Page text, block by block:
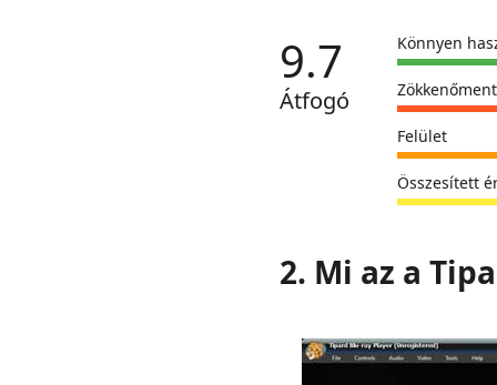
9.7
Átfogó
Könnyen
Felület
Összesített
2. Mi az a